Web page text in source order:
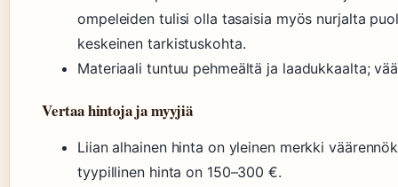
ompeleiden tulisi olla tasaisia myös nurjalta
keskeinen tarkistuskohta.
Materiaali tuntuu pehmeältä ja laadukkaalta;
Vertaa hintoja ja myyjiä
Liian alhainen hinta on yleinen merkki
tyypillinen hinta on 150–300 €.